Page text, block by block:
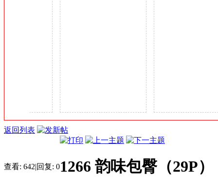
返回列表
查看: 642|回复: 01266 韵味包臀（29P）